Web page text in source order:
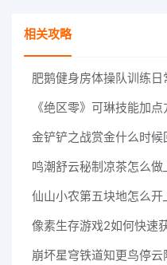
相关攻略
鸣潮舒云秘制凉茶怎么